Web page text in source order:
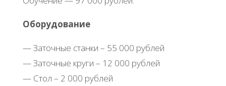
Оборудование
— Заточные станки – 55 000 рублей
— Заточные круги – 12 000 рублей
— Стол – 2 000 рублей